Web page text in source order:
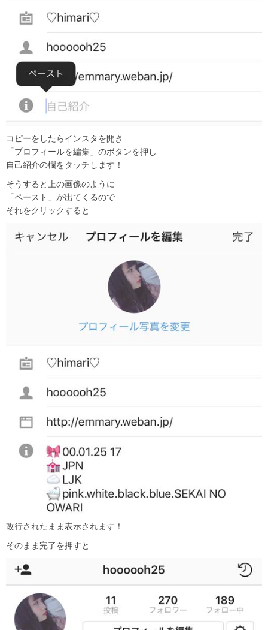
コピーをしたらインスタを開き
「プロフィールを編集」のボタンを押し
自己紹介の欄をタッチします！
そうすると上の画像のように
「ペースト」が出てくるので
それをクリックすると…
改行されたまま表示されます！
そのまま完了を押すと…